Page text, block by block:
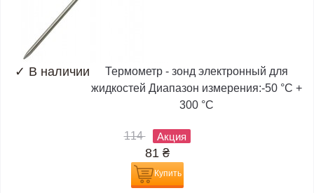
✓ В наличии
Термометр - зонд электронный для
жидкостей Диапазон измерения:-50 °C +
300 °C
114 Акция
81 ₴
Купить